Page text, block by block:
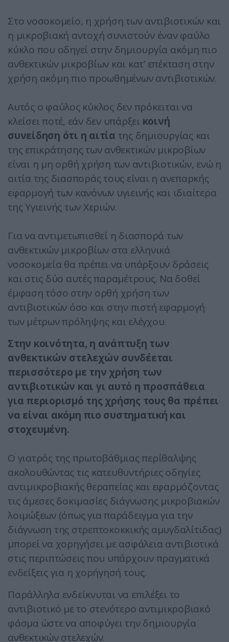
Στο νοσοκομείο, η χρήση των αντιβιοτικών και
η μικροβιακή αντοχή συνιστούν έναν φαύλο
κύκλο που οδηγεί στην δημιουργία ακόμη πιο
ανθεκτικών μικροβίων και κατ’ επέκταση στην
χρήση ακόμη πιο προωθημένων αντιβιοτικών.
Αυτός ο φαύλος κύκλος δεν πρόκειται να
κλείσει ποτέ, εάν δεν υπάρξει κοινή
συνείδηση ότι η αιτία της δημιουργίας και
της επικράτησης των ανθεκτικών μικροβίων
είναι η μη ορθή χρήση των αντιβιοτικών, ενώ η
αιτία της διασποράς τους είναι η ανεπαρκής
εφαρμογή των κανόνων υγιεινής και ιδιαίτερα
της Υγιεινής των Χεριών.
Για να αντιμετωπισθεί η διασπορά των
ανθεκτικών μικροβίων στα ελληνικά
νοσοκομεία θα πρέπει να υπάρξουν δράσεις
και στις δύο αυτές παραμέτρους. Να δοθεί
έμφαση τόσο στην ορθή χρήση των
αντιβιοτικών όσο και στην πιστή εφαρμογή
των μέτρων πρόληψης και ελέγχου.
Στην κοινότητα, η ανάπτυξη των
ανθεκτικών στελεχών συνδέεται
περισσότερο με την χρήση των
αντιβιοτικών και γι αυτό η προσπάθεια
για περιορισμό της χρήσης τους θα πρέπει
να είναι ακόμη πιο συστηματική και
στοχευμένη.
Ο γιατρός της πρωτοβάθμιας περίθαλψης
ακολουθώντας τις κατευθυντήριες οδηγίες
αντιμικροβιακής θεραπείας και εφαρμόζοντας
τις άμεσες δοκιμασίες διάγνωσης μικροβιακών
λοιμώξεων (όπως για παράδειγμα για την
διάγνωση της στρεπτοκοκκικής αμυγδαλίτιδας)
μπορεί να χορηγήσει με ασφάλεια αντιβιοτικά
στις περιπτώσεις που υπάρχουν πραγματικά
ενδείξεις για η χορήγησή τους.
Παράλληλα ενδείκνυται να επιλέξει το
αντιβιοτικό με το στενότερο αντιμικροβιακό
φάσμα ώστε να αποφύγει την δημιουργία
ανθεκτικών στελεχών.